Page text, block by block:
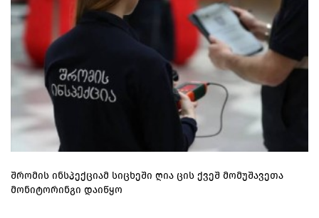
შრომის ინსპექციამ სიცხეში ღია ცის ქვეშ მომუშავეთა
მონიტორინგი დაიწყო